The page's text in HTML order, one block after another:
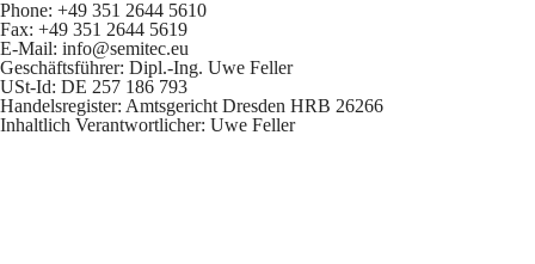
Phone: +49 351 2644 5610
Fax: +49 351 2644 5619
E-Mail: info@semitec.eu
Geschäftsführer: Dipl.-Ing. Uwe Feller
USt-Id: DE 257 186 793
Handelsregister: Amtsgericht Dresden HRB 26266
Inhaltlich Verantwortlicher: Uwe Feller